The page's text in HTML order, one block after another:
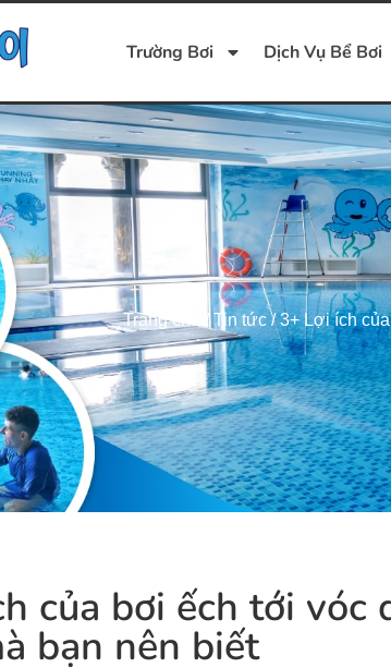
Trường Bơi Dịch Vụ Bể Bơi
Trang chủ / Tin tức/3+ Lợi ích
của bơi ếch tới
bạn nên biết